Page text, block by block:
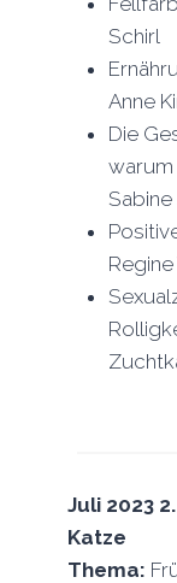
Schirl
Anne
Die
warum
Juli 2023
Katze
Thema: